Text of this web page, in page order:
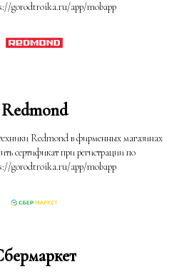
gorodtroika.ru/app/mobapp
Redmond
Redmond в фирменных магазинах
сертификат при регистрации по
gorodtroika.ru/app/mobapp